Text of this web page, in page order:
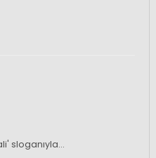
sloganıyla…